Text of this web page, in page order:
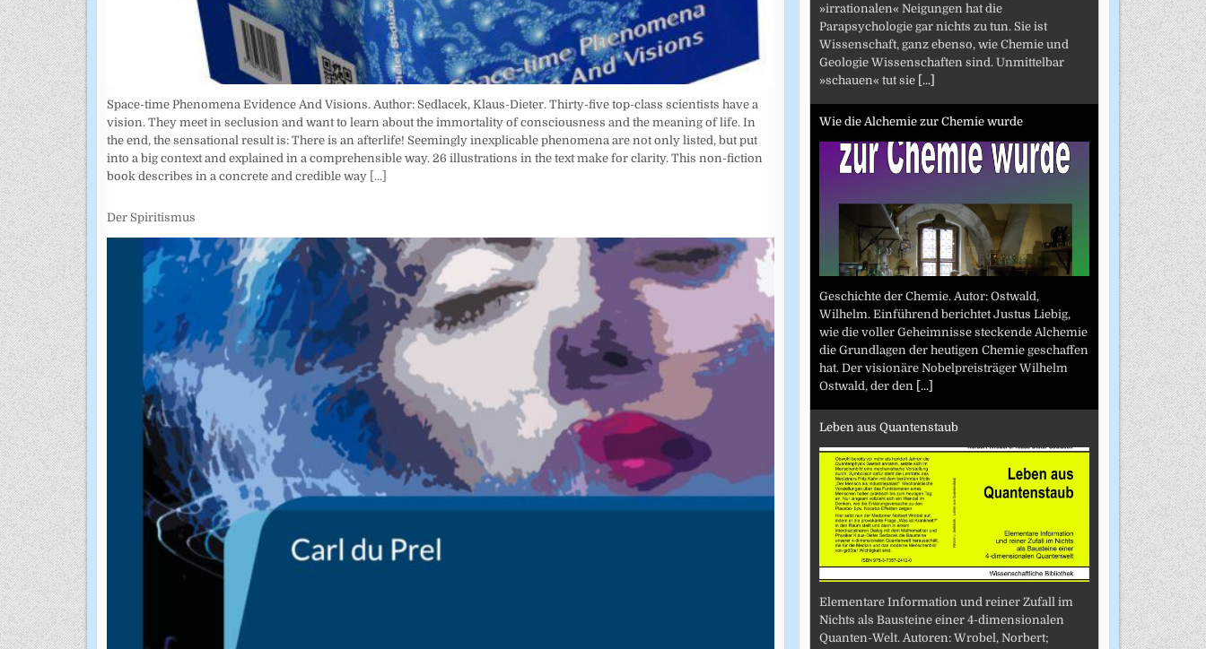
Space-time Phenomena Evidence And Visions. Author: Sedlacek, Klaus-Dieter. Thirty-five top-class scientists have a
vision. They meet in seclusion and want to learn about the immortality of consciousness and the meaning of life. In
the end, the sensational result is: There is an afterlife! Seemingly inexplicable phenomena are not only listed, but put
into a big context and explained in a comprehensible way. 26 illustrations in the text make for clarity. This non-fiction
book describes in a concrete and credible way [...]
Der Spiritismus
»irrationalen« Neigungen hat die
Parapsychologie gar nichts zu tun. Sie ist
Wissenschaft, ganz ebenso, wie Chemie und
Geologie Wissenschaften sind. Unmittelbar
»schauen« tut sie [...]
Wie die Alchemie zur Chemie wurde
Geschichte der Chemie. Autor: Ostwald,
Wilhelm. Einführend berichtet Justus Liebig,
wie die voller Geheimnisse steckende Alchemie
die Grundlagen der heutigen Chemie geschaffen
hat. Der visionäre Nobelpreisträger Wilhelm
Ostwald, der den [...]
Leben aus Quantenstaub
Elementare Information und reiner Zufall im
Nichts als Bausteine einer 4-dimensionalen
Quanten-Welt. Autoren: Wrobel, Norbert;